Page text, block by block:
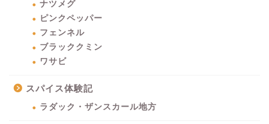
ナツメグ
ピンクペッパー
フェンネル
ブラッククミン
ワサビ
スパイス体験記
ラダック・ザンスカール地方